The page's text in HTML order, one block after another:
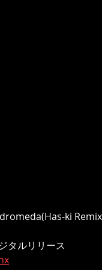
ki
タルリリース